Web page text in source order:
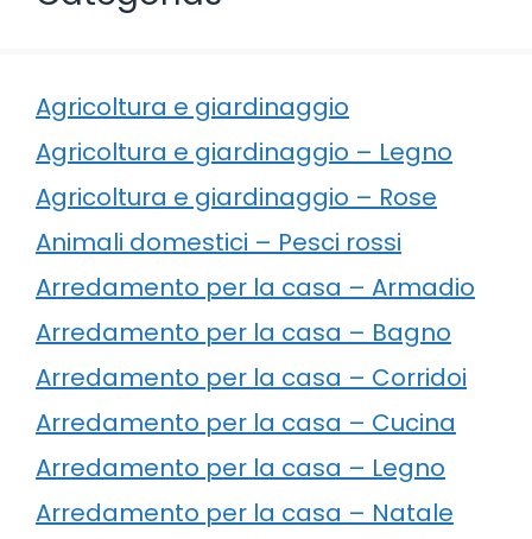
Agricoltura e giardinaggio
Agricoltura e giardinaggio – Legno
Agricoltura e giardinaggio – Rose
Animali domestici – Pesci rossi
Arredamento per la casa – Armadio
Arredamento per la casa – Bagno
Arredamento per la casa – Corridoi
Arredamento per la casa – Cucina
Arredamento per la casa – Legno
Arredamento per la casa – Natale